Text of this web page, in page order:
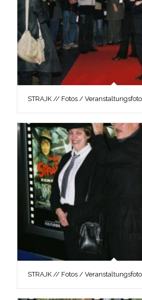
STRAJK // Fotos /
STRAJK // Fotos /